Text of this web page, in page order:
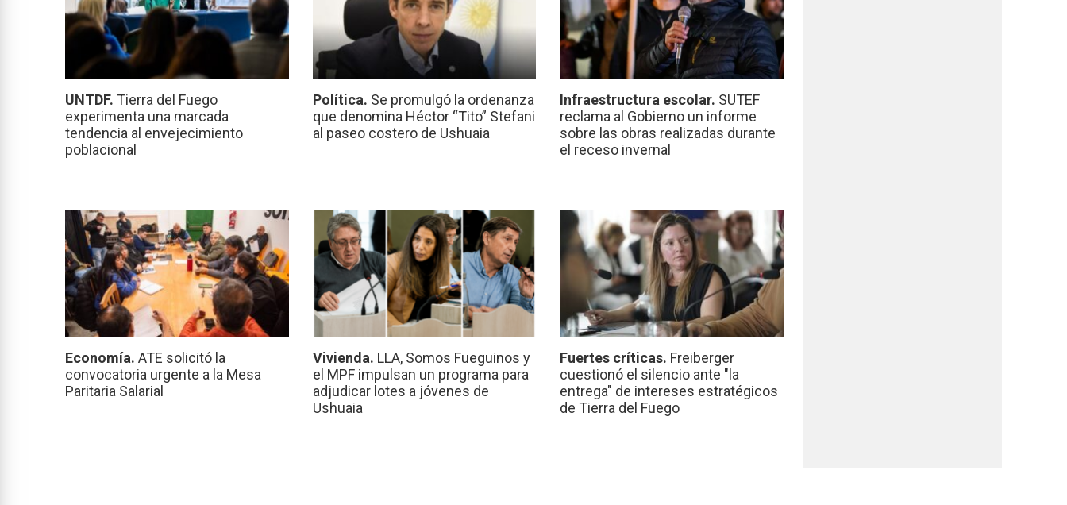
UNTDF. Tierra del Fuego
experimenta una marcada
tendencia al envejecimiento
poblacional
Política. Se promulgó la ordenanza
que denomina Héctor “Tito” Stefani
al paseo costero de Ushuaia
Infraestructura escolar. SUTEF
reclama al Gobierno un informe
sobre las obras realizadas durante
el receso invernal
Economía. ATE solicitó la
convocatoria urgente a la Mesa
Paritaria Salarial
Vivienda. LLA, Somos Fueguinos y
el MPF impulsan un programa para
adjudicar lotes a jóvenes de
Ushuaia
Fuertes críticas. Freiberger
cuestionó el silencio ante "la
entrega" de intereses estratégicos
de Tierra del Fuego